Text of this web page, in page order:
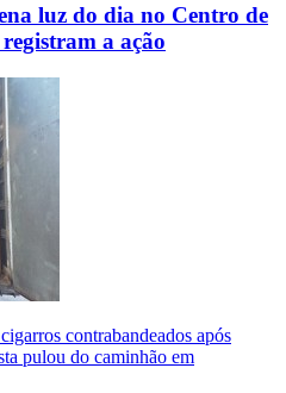
luz do dia no Centro de
a ação
contrabandeados após
pulou do caminhão em